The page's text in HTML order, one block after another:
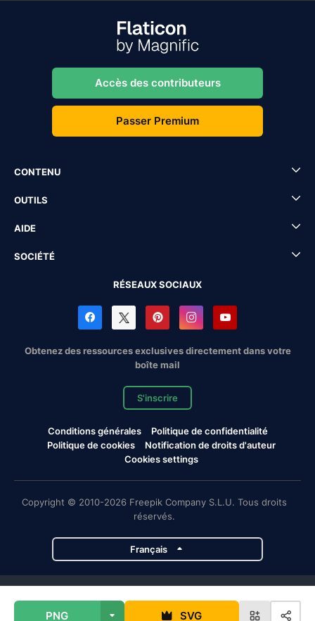
PNG SVG
Accès des contributeurs
Passer Premium
CONTENU
OUTILS
AIDE
SOCIÉTÉ
RÉSEAUX SOCIAUX
Obtenez des ressources exclusives directement dans votre
boîte mail
S'inscrire
Conditions générales
Politique de confidentialité
Politique de cookies
Notification de droits d'auteur
Cookies settings
Copyright © 2010-2026 Freepik Company S.L.U. Tous droits
réservés.
Français